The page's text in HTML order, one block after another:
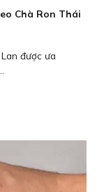
Chà Ron Thái
được ưa